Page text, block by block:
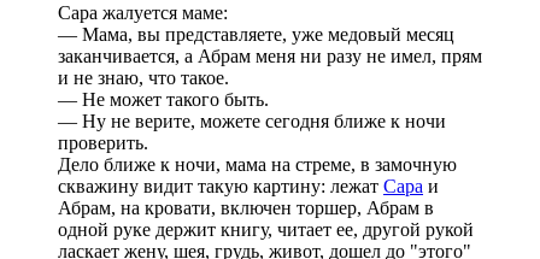
Сара жалуется маме:
— Мама, вы представляете, уже медовый месяц
заканчивается, а Абрам меня ни разу не имел, прям
и не знаю, что такое.
— Не может такого быть.
— Ну не верите, можете сегодня ближе к ночи
проверить.
Дело ближе к ночи, мама на стреме, в замочную
скважину видит такую картину: лежат Сара и
Абрам, на кровати, включен торшер, Абрам в
одной руке держит книгу, читает ее, другой рукой
ласкает жену, шея, грудь, живот, дошел до "этого"